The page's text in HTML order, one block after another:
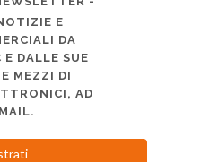
E
DA
E DALLE SUE
MEZZI DI
AD